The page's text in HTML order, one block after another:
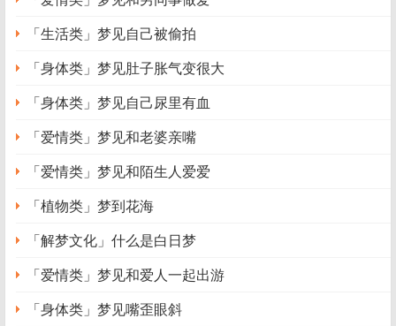
「生活类」梦见自己被偷拍
「身体类」梦见肚子胀气变很大
「身体类」梦见自己尿里有血
「爱情类」梦见和老婆亲嘴
「爱情类」梦见和陌生人爱爱
「植物类」梦到花海
「解梦文化」什么是白日梦
「爱情类」梦见和爱人一起出游
「身体类」梦见嘴歪眼斜